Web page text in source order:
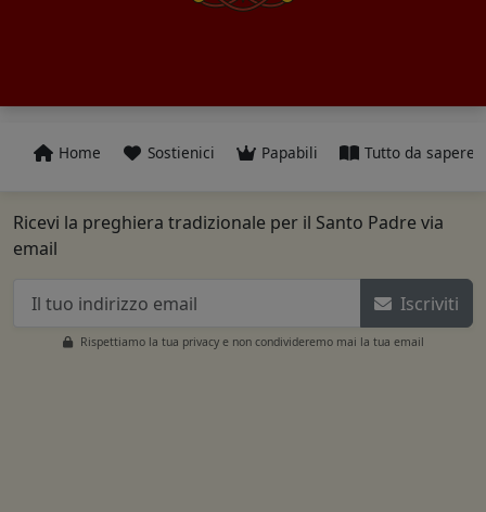
Home Sostienici Papabili Tutto da sapere
Ricevi la preghiera tradizionale per il Santo Padre via
email
Iscriviti
Rispettiamo la tua privacy e non condivideremo mai la tua email